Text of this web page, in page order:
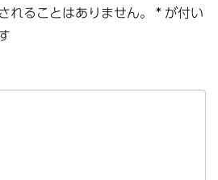
れることはありません。 * が付い